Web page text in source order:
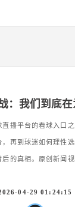
：我们到底在
播平台的看球入口
，再到球迷如何理性
的真相。原创新闻视
04-29 01:24:15